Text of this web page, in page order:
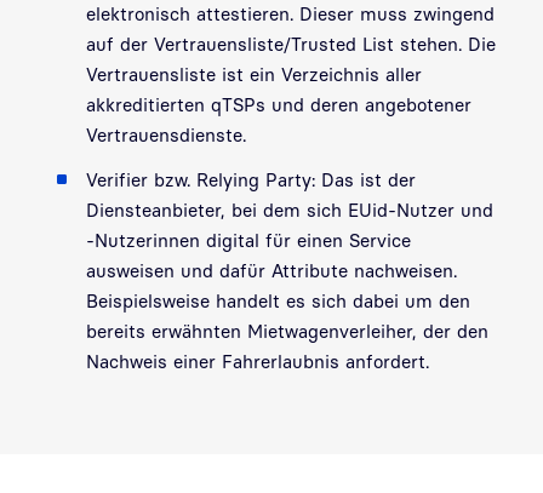
elektronisch attestieren. Dieser muss zwingend
auf der Vertrauensliste/Trusted List stehen. Die
Vertrauensliste ist ein Verzeichnis aller
akkreditierten qTSPs und deren angebotener
Vertrauensdienste.
Verifier bzw. Relying Party: Das ist der
Diensteanbieter, bei dem sich EUid-Nutzer und
-Nutzerinnen digital für einen Service
ausweisen und dafür Attribute nachweisen.
Beispielsweise handelt es sich dabei um den
bereits erwähnten Mietwagenverleiher, der den
Nachweis einer Fahrerlaubnis anfordert.